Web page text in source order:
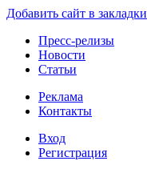
Добавить сайт в закладки
Пресс-релизы
Новости
Статьи
Реклама
Контакты
Вход
Регистрация